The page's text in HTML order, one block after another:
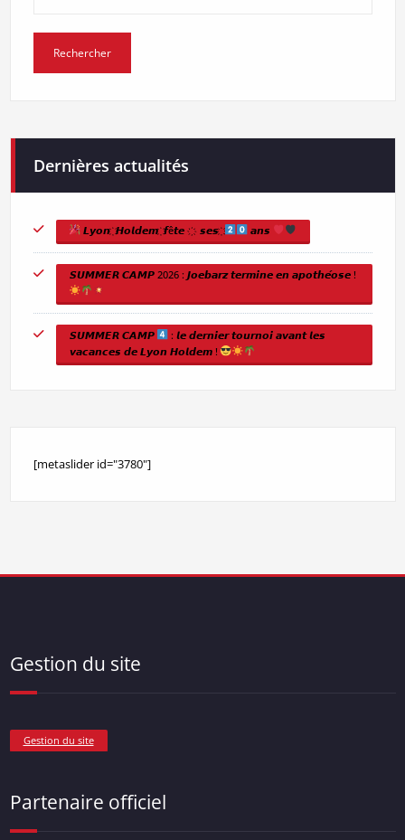
Dernières actualités
𝙇𝙮𝙤𝙣 ҉ 𝙃𝙤𝙡𝙙𝙚𝙢 ҉ 𝙛ê𝙩𝙚 ҉ 𝙨𝙚𝙨 ҉ 𝙖𝙣𝙨
𝙎𝙐𝙈𝙈𝙀𝙍 𝘾𝘼𝙈𝙋 2026 : 𝙅𝙤𝙚𝙗𝙖𝙧𝙯 𝙩𝙚𝙧𝙢𝙞𝙣𝙚 𝙚𝙣 𝙖𝙥𝙤𝙩𝙝𝙚́𝙤𝙨𝙚 !
𝙎𝙐𝙈𝙈𝙀𝙍 𝘾𝘼𝙈𝙋
: 𝙡𝙚 𝙙𝙚𝙧𝙣𝙞𝙚𝙧 𝙩𝙤𝙪𝙧𝙣𝙤𝙞 𝙖𝙫𝙖𝙣𝙩 𝙡𝙚𝙨
𝙫𝙖𝙘𝙖𝙣𝙘𝙚𝙨 𝙙𝙚 𝙇𝙮𝙤𝙣 𝙃𝙤𝙡𝙙𝙚𝙢 !
[metaslider id="3780"]
Gestion du site
Gestion du site
Partenaire officiel